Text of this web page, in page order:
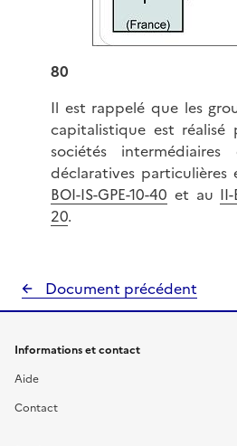
80
Il est rappelé que les
capitalistique est réalisé
sociétés
déclaratives particulières
BOI-IS-GPE-10-40 et au
20.
Document précédent
Informations et contact
Aide
Contact